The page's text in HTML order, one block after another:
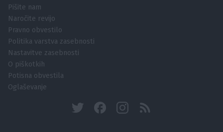
Pišite nam
Naročite revijo
Pravno obvestilo
Politika varstva zasebnosti
Nastavitve zasebnosti
O piškotkih
Potisna obvestila
Oglaševanje